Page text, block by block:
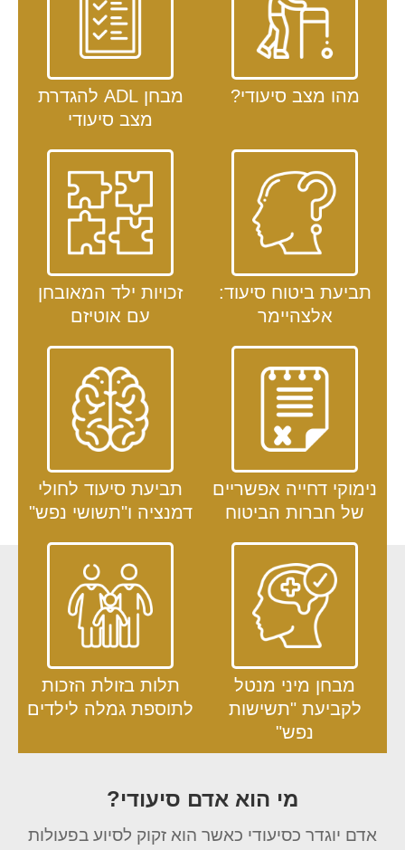
מהו מצב סיעודי?
מבחן ADL להגדרת
מצב סיעודי
תביעת ביטוח סיעוד:
אלצהיימר
זכויות ילד המאובחן
עם אוטיזם
נימוקי דחייה אפשריים
של חברות הביטוח
תביעת סיעוד לחולי
דמנציה ו"תשושי נפש"
מבחן מיני מנטל
לקביעת "תשישות
נפש"
תלות בזולת הזכות
לתוספת גמלה לילדים
מי הוא אדם סיעודי?
אדם יוגדר כסיעודי כאשר הוא זקוק לסיוע בפעולות